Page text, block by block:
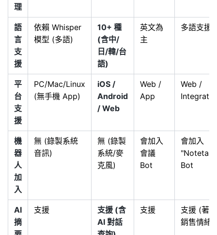
理
語
言
支
援
依賴 Whisper
模型 (多語)
10+ 種
(含中/
日/韓/台
語)
英文為
主
多語支援
平
台
支
援
PC/Mac/Linux
(無手機 App)
iOS /
Android
/ Web
Web /
App
Web /
機
器
人
加
入
無 (錄製系統
音訊)
無 (錄製
系統/麥
克風)
會加入
會議
Bot
會加入
Bot
AI
摘
支援
支援 (含
AI 對話
支援
支援 (著重
銷售情緒)